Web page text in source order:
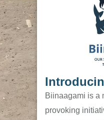
Biinaagami is a
provoking